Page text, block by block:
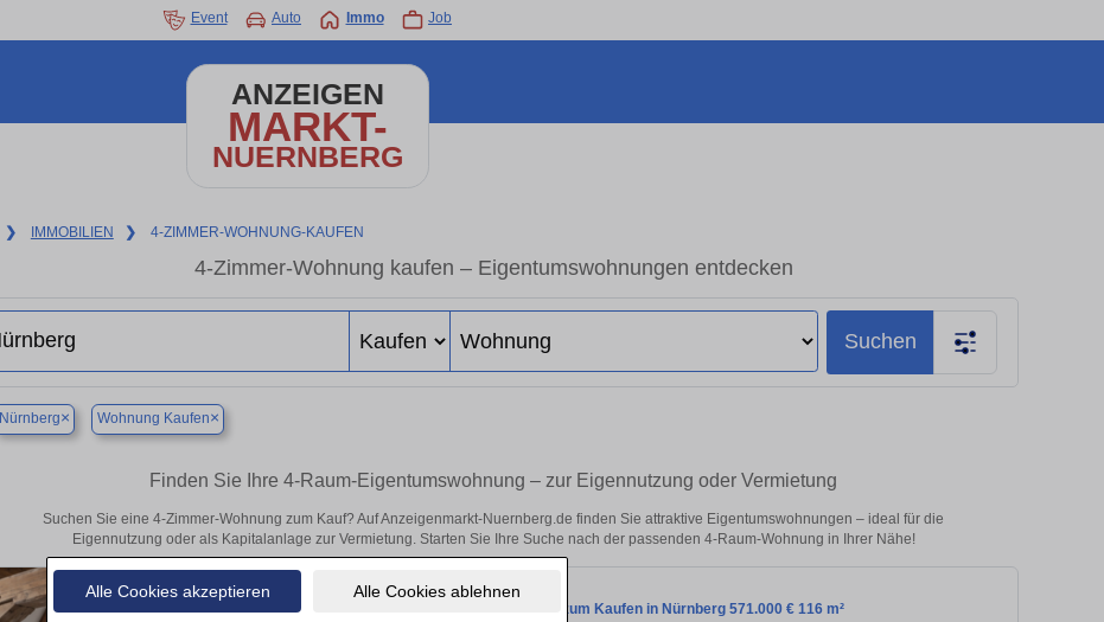
Alle Cookies akzeptieren Alle Cookies ablehnen
Event Auto Immo Job
ANZEIGEN
MARKT-
NUERNBERG
❯ IMMOBILIEN ❯ 4-ZIMMER-WOHNUNG-KAUFEN
4-Zimmer-Wohnung kaufen – Eigentumswohnungen entdecken
Suchen
Nürnberg× Wohnung Kaufen×
Finden Sie Ihre 4-Raum-Eigentumswohnung – zur Eigennutzung oder Vermietung
Suchen Sie eine 4-Zimmer-Wohnung zum Kauf? Auf Anzeigenmarkt-Nuernberg.de finden Sie attraktive Eigentumswohnungen – ideal für die
Eigennutzung oder als Kapitalanlage zur Vermietung. Starten Sie Ihre Suche nach der passenden 4-Raum-Wohnung in Ihrer Nähe!
Wohnung zum Kaufen in Nürnberg 571.000 € 116 m²